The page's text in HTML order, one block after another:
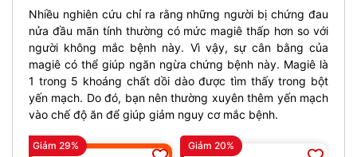
Nhiều nghiên cứu chỉ ra rằng những người bị chứng đau
nửa đầu mãn tính thường có mức magiê thấp hơn so với
người không mắc bệnh này. Vì vậy, sự cân bằng của
magiê có thể giúp ngăn ngừa chứng bệnh này. Magiê là
1 trong 5 khoáng chất dồi dào được tìm thấy trong bột
yến mạch. Do đó, bạn nên thường xuyên thêm yến mạch
vào chế độ ăn để giúp giảm nguy cơ mắc bệnh.
Giảm 29% Giảm 20%